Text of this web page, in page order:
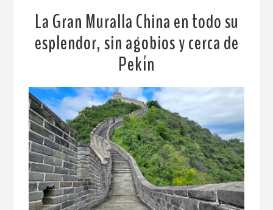
La Gran Muralla China en todo su
esplendor, sin agobios y cerca de
Pekín